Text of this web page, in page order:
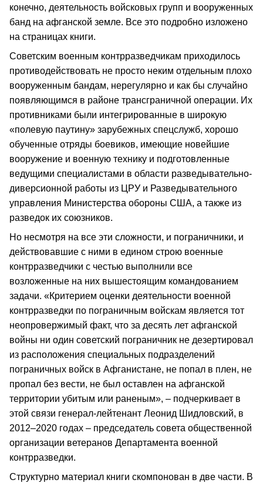
конечно, деятельность войсковых групп и вооруженных
банд на афганской земле. Все это подробно изложено
на страницах книги.
Советским военным контрразведчикам приходилось
противодействовать не просто неким отдельным плохо
вооруженным бандам, нерегулярно и как бы случайно
появляющимся в районе трансграничной операции. Их
противниками были интегрированные в широкую
«полевую паутину» зарубежных спецслужб, хорошо
обученные отряды боевиков, имеющие новейшие
вооружение и военную технику и подготовленные
ведущими специалистами в области разведывательно-
диверсионной работы из ЦРУ и Разведывательного
управления Министерства обороны США, а также из
разведок их союзников.
Но несмотря на все эти сложности, и пограничники, и
действовавшие с ними в едином строю военные
контрразведчики с честью выполнили все
возложенные на них вышестоящим командованием
задачи. «Критерием оценки деятельности военной
контрразведки по пограничным войскам является тот
неопровержимый факт, что за десять лет афганской
войны ни один советский пограничник не дезертировал
из расположения специальных подразделений
пограничных войск в Афганистане, не попал в плен, не
пропал без вести, не был оставлен на афганской
территории убитым или раненым», – подчеркивает в
этой связи генерал-лейтенант Леонид Шидловский, в
2012–2020 годах – председатель совета общественной
организации ветеранов Департамента военной
контрразведки.
Структурно материал книги скомпонован в две части. В